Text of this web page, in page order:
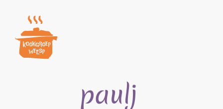
content
paulj